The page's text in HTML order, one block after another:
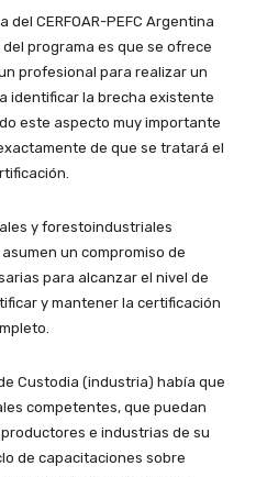
CERFOAR-PEFC Argentina
programa es que se ofrece
profesional para realizar un
identificar la brecha existente
este aspecto muy importante
de que se tratará el
y forestoindustriales
un compromiso de
para alcanzar el nivel de
y mantener la certificación
Custodia (industria) había que
competentes, que puedan
e industrias de su
de capacitaciones sobre